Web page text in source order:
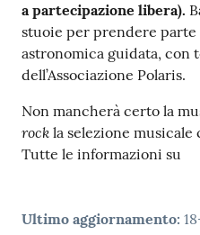
a partecipazione libera).
stuoie per prendere parte
astronomica guidata, con
dell’Associazione Polaris.
Non mancherà certo la
rock la selezione
Tutte le informazioni su
Ultimo aggiornamento: